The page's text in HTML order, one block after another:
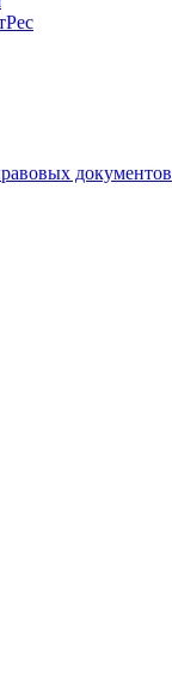
документов